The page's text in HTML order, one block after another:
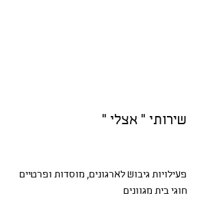
שירותי " אצלי "
פעילויות גיבושלארגונים, מוסדות ופרטיים
חוגי בית מגוונים